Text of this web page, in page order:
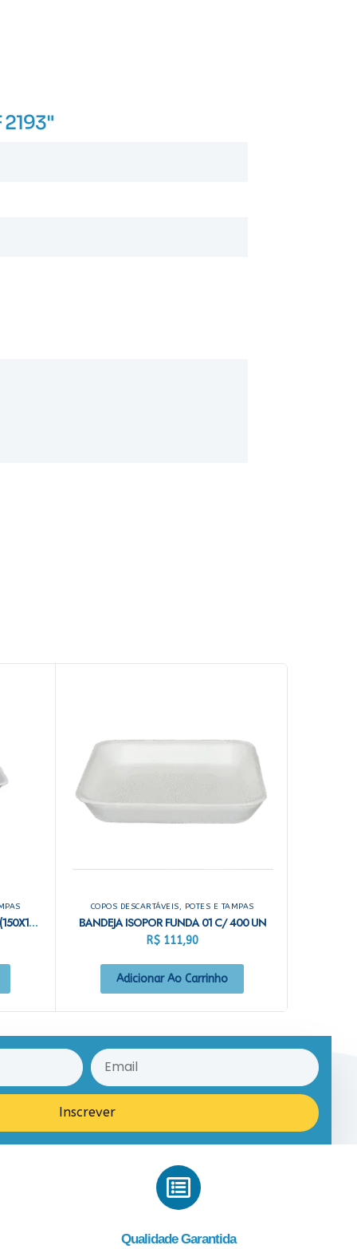
BANDEJA ISOPOR RASA 01 C/ 100 (150X150X20MM)
COPOS DESCARTÁVEIS, POTES E TAMPAS
BANDEJA ISOPOR FUNDA 01 C/ 400 UN
R$111,90
Adicionar Ao Carrinho
Inscrever
Qualidade Garantida